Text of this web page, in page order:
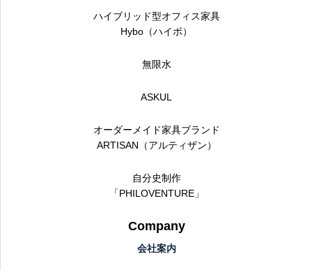
ハイブリッド型オフィス家具
Hybo（ハイボ）
無限水
ASKUL
オーダーメイド家具ブランド
ARTISAN（アルティザン）
自分史制作
「PHILOVENTURE」
Company
会社案内